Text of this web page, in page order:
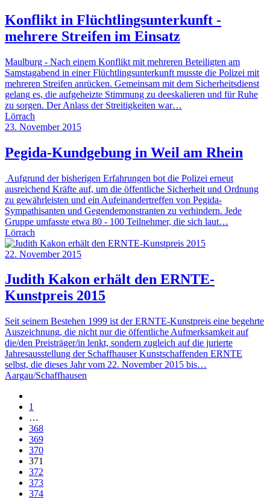
Konflikt in Flüchtlingsunterkunft -
mehrere Streifen im Einsatz
Maulburg - Nach einem Konflikt mit mehreren Beteiligten am
Samstagabend in einer Flüchtlingsunterkunft musste die Polizei mit
mehreren Streifen anrücken. Gemeinsam mit dem Sicherheitsdienst
gelang es, die aufgeheizte Stimmung zu deeskalieren und für Ruhe
zu sorgen. Der Anlass der Streitigkeiten war…
Lörrach
23. November 2015
Pegida-Kundgebung in Weil am Rhein
Aufgrund der bisherigen Erfahrungen bot die Polizei erneut
ausreichend Kräfte auf, um die öffentliche Sicherheit und Ordnung
zu gewährleisten und ein Aufeinandertreffen von Pegida-
Sympathisanten und Gegendemonstranten zu verhindern. Jede
Gruppe umfasste etwa 80 - 100 Teilnehmer, die sich laut…
Lörrach
22. November 2015
Judith Kakon erhält den ERNTE-
Kunstpreis 2015
Seit seinem Bestehen 1999 ist der ERNTE-Kunstpreis eine begehrte
Auszeichnung, die nicht nur die öffentliche Aufmerksamkeit auf
die/den Preisträger/in lenkt, sondern zugleich auf die jurierte
Jahresausstellung der Schaffhauser Kunstschaffenden ERNTE
selbst, die dieses Jahr vom 22. November 2015 bis…
Aargau/Schaffhausen
1
…
368
369
370
371
372
373
374